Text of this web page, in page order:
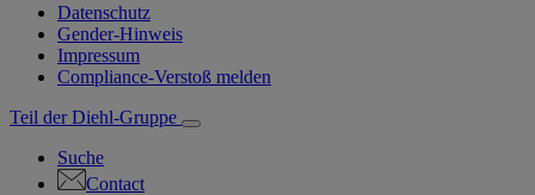
Datenschutz
Gender-Hinweis
Impressum
Compliance-Verstoß melden
Teil der Diehl-Gruppe
Suche
Contact